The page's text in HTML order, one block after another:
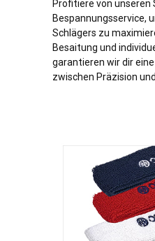
Profitiere von unseren
Bespannungsservice,
Schlägers zu
Besaitung und
garantieren wir dir
zwischen Präzision